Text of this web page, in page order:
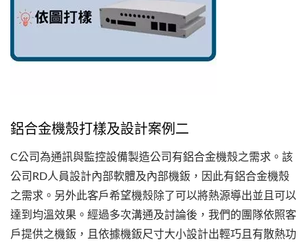
鋁合金機殼打樣及設計案例二
C公司為通訊與監控設備製造公司有鋁合金機殼之需求。該
公司RD人員設計內部軟體及內部機鈑，因此有鋁合金機殼
之需求。另外此客戶希望機殼除了可以將熱源導出並且可以
達到均溫效果。經過多次溝通及討論後，我們的團隊依照客
戶提供之機鈑，且依據機鈑尺寸大小設計出輕巧且有散熱功